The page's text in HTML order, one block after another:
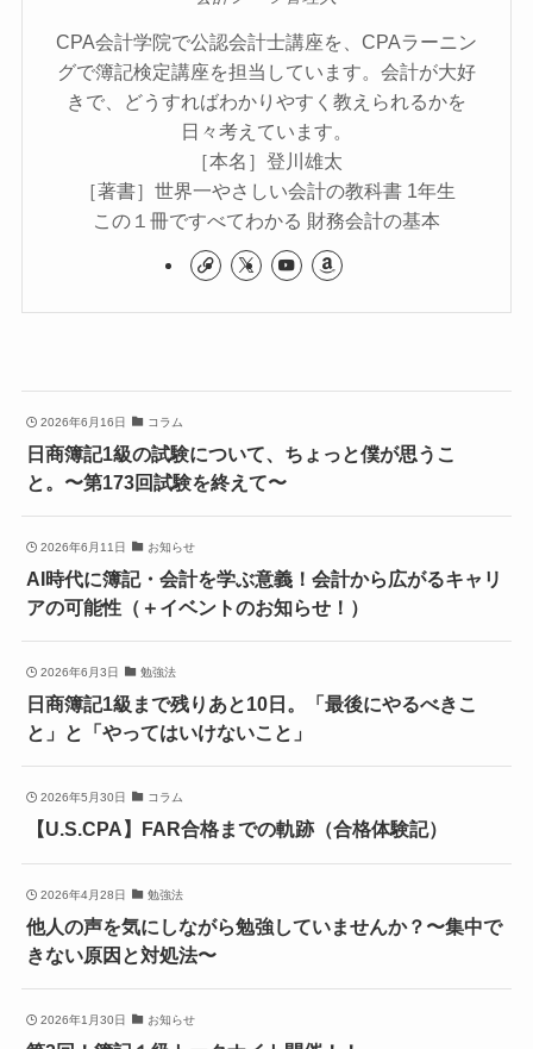
CPA会計学院で公認会計士講座を、CPAラーニン
グで簿記検定講座を担当しています。会計が大好
きで、どうすればわかりやすく教えられるかを
日々考えています。
［本名］登川雄太
［著書］世界一やさしい会計の教科書 1年生
この１冊ですべてわかる 財務会計の基本
2026年6月16日 コラム
日商簿記1級の試験について、ちょっと僕が思うこ
と。〜第173回試験を終えて〜
2026年6月11日 お知らせ
AI時代に簿記・会計を学ぶ意義！会計から広がるキャリ
アの可能性（＋イベントのお知らせ！）
2026年6月3日 勉強法
日商簿記1級まで残りあと10日。「最後にやるべきこ
と」と「やってはいけないこと」
2026年5月30日 コラム
【U.S.CPA】FAR合格までの軌跡（合格体験記）
2026年4月28日 勉強法
他人の声を気にしながら勉強していませんか？〜集中で
きない原因と対処法〜
2026年1月30日 お知らせ